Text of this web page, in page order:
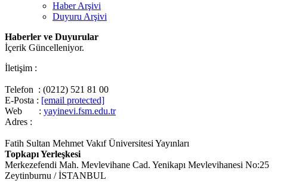
Haber Arşivi
Duyuru Arşivi
Haberler ve Duyurular
İçerik Güncelleniyor.
İletişim :
Telefon : (0212) 521 81 00
E-Posta : [email protected]
Web : yayinevi.fsm.edu.tr
Adres :
Fatih Sultan Mehmet Vakıf Üniversitesi Yayınları
Topkapı Yerleşkesi
Merkezefendi Mah. Mevlevihane Cad. Yenikapı Mevlevihanesi No:25
Zeytinburnu / İSTANBUL